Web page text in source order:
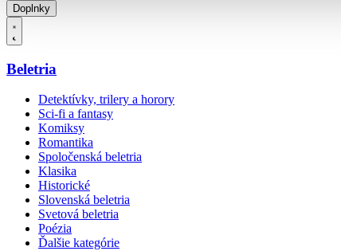
Doplnky
Beletria
Detektívky, trilery a horory
Sci-fi a fantasy
Komiksy
Romantika
Spoločenská beletria
Klasika
Historické
Slovenská beletria
Svetová beletria
Poézia
Ďalšie kategórie